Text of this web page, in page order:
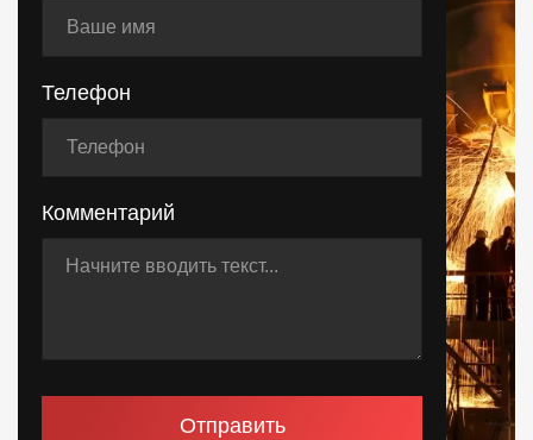
Телефон
Комментарий
Отправить